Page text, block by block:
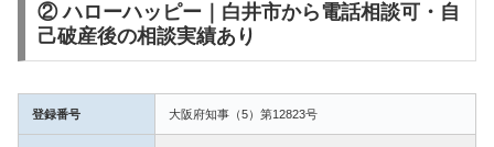
② ハローハッピー｜白井市から電話相談可・自
己破産後の相談実績あり
登録番号 大阪府知事（5）第12823号